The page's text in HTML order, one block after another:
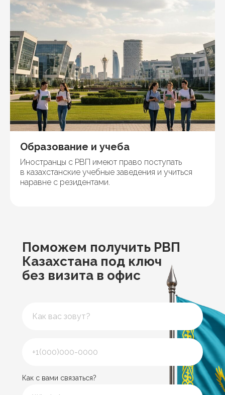
Образование и учеба
Иностранцы с РВП имеют право поступать
в казахстанские учебные заведения и учиться
наравне с резидентами.
Поможем получить РВП
Казахстана под ключ
без визита в офис
Как с вами связаться?